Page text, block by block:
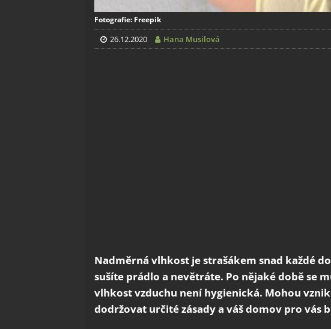
Fotografie: Freepik
26.12.2020 Hana Musilová
Nadměrná vlhkost je strašákem snad každé
sušíte prádlo a nevětráte. Po nějaké době se
vlhkost vzduchu není hygienická. Mohou
dodržovat určité zásady a váš domov pro vás